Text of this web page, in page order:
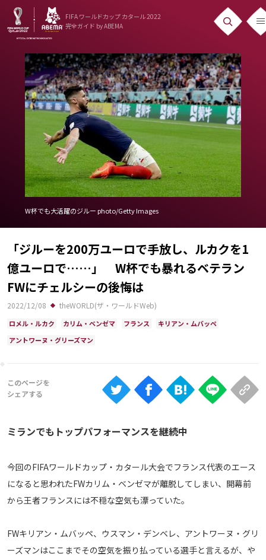
FIFA ワールドカップ カタール 2022
完全ガイド by ABEMA
ニュース
News
出場国
Teams
日本代表
Team Japan
日程・結果
Schedule
ランキング
Ranking
大会について
About
iOS Apps
メディアアライアンス
W杯でも大活躍のジルー photo/Getty Images
「ジルーを200万ユーロで手放し、ルカクを1
億ユーロで……」 W杯でも暴れるベテラン
FWにチェルシーの後悔は
2022/12/08 theWORLD(ザ・ワールドWeb)
ロメル・ルカク カリム・ベンゼマ フランス
キリアン・ムバッペ
アントワーヌ・グリーズマン
ミランでもトップパフォーマンスを継続中
今回のFIFAワールドカップ・カタール大会でフランス代表のエース
になると思われたFWカリム・ベンゼマが離脱してしまい、開幕前
から王者フランスには不穏な空気も漂っていた。
FWキリアン・ムバッペ、ウスマン・デンベレ、アントワーヌ・グリ
ーズマンはここまでその空気を振り払っている選手と言えるが、や